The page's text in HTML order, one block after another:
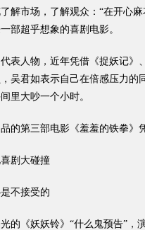
解市场，了解观众：“在开心
部超乎想象的喜剧电影。
人物，近年凭借《捉妖记》
吴君如表示自己在倍感压力
里大吵一个小时。
第三部电影《羞羞的铁拳》
剧大碰撞
不接受的
《妖妖铃》“什么鬼预告”，